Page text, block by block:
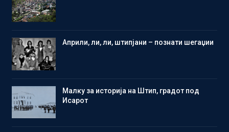
Aприли, ли, ли, штипјани – познати шегаџии
Малку за историја на Штип, градот под
Исарот